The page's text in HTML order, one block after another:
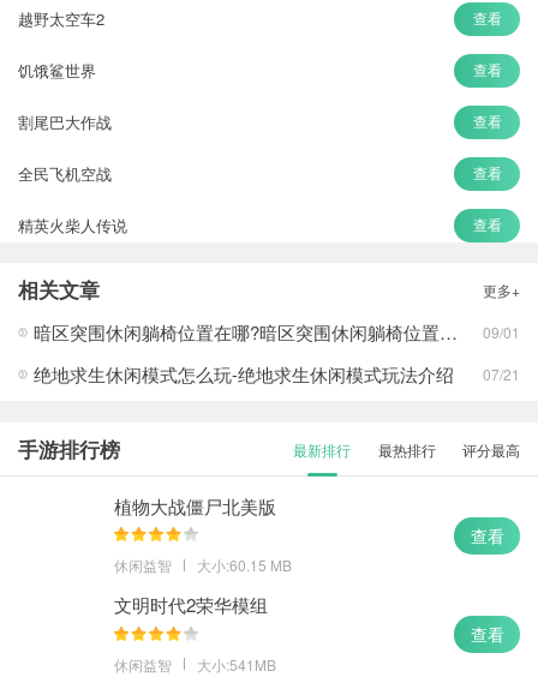
越野太空车2 查看
饥饿鲨世界 查看
割尾巴大作战 查看
全民飞机空战 查看
精英火柴人传说 查看
节奏盒子
幸存者危城 查看
相关文章 更多+
暗区突围休闲躺椅位置在哪?暗区突围休闲躺椅位置攻略 09/01
绝地求生休闲模式怎么玩-绝地求生休闲模式玩法介绍 07/21
手游排行榜 最新排行 最热排行 评分最高
植物大战僵尸北美版
休闲益智 大小:60.15 MB
查看
文明时代2荣华模组
休闲益智 大小:541MB
查看